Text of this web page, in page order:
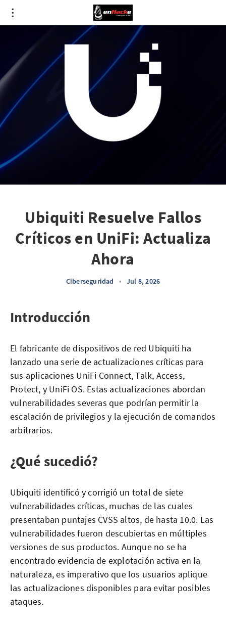
Ubiquiti Resuelve Fallos
Críticos en UniFi: Actualiza
Ahora
Ciberseguridad • Jul 8, 2026
Introducción
El fabricante de dispositivos de red Ubiquiti ha
lanzado una serie de actualizaciones críticas para
sus aplicaciones UniFi Connect, Talk, Access,
Protect, y UniFi OS. Estas actualizaciones abordan
vulnerabilidades severas que podrían permitir la
escalación de privilegios y la ejecución de comandos
arbitrarios.
¿Qué sucedió?
Ubiquiti identificó y corrigió un total de siete
vulnerabilidades críticas, muchas de las cuales
presentaban puntajes CVSS altos, de hasta 10.0. Las
vulnerabilidades fueron descubiertas en múltiples
versiones de sus productos. Aunque no se ha
encontrado evidencia de explotación activa en la
naturaleza, es imperativo que los usuarios aplique
las actualizaciones disponibles para evitar posibles
ataques.